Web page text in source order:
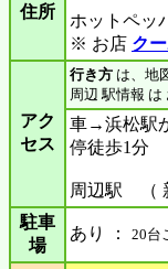
住所
ホットペッ
※ お店 ク
アク
セス
行き方 は、地
周辺 駅情報
車→浜松駅
停徒歩1分
周辺駅 （
駐車
場
あり ： 20台